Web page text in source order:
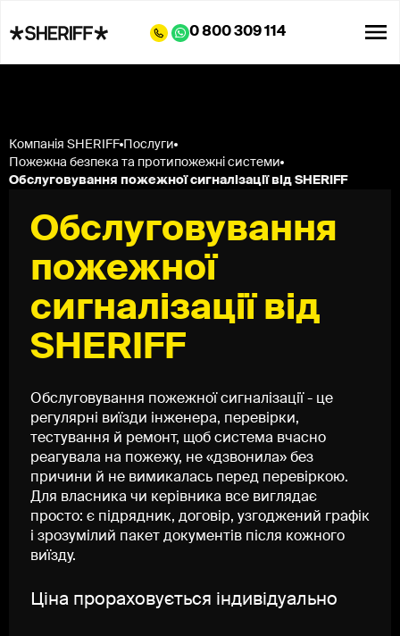
0 800 309 114
Компанія SHERIFF
Послуги
Пожежна безпека та протипожежні системи
Обслуговування пожежної сигналізації від SHERIFF
Обслуговування
пожежної
сигналізації від
SHERIFF
Обслуговування пожежної сигналізації - це
регулярні виїзди інженера, перевірки,
тестування й ремонт, щоб система вчасно
реагувала на пожежу, не «дзвонила» без
причини й не вимикалась перед перевіркою.
Для власника чи керівника все виглядає
просто: є підрядник, договір, узгоджений графік
і зрозумілий пакет документів після кожного
виїзду.
Ціна прораховується індивідуально